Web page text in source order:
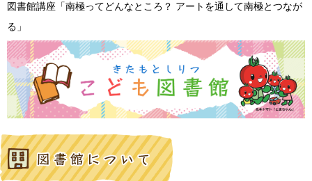
図書館講座「南極ってどんなところ？ アートを通して南極とつなが
る」